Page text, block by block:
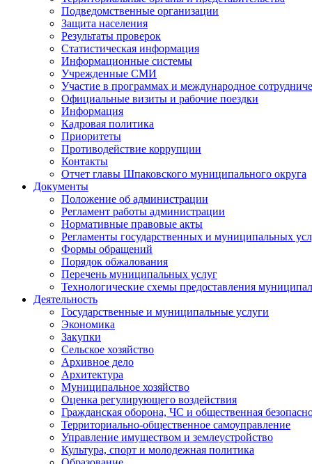
Подведомственные организации
Защита населения
Результаты проверок
Статистическая информация
Информационные системы
Учрежденные СМИ
Участие в программах и международное
Официальные визиты и рабочие поездки
Информация
Кадровая политика
Приоритеты
Противодействие коррупции
Контакты
Отчет главы Шпаковского муниципального округа
Документы
Положение об администрации
Регламент работы администрации
Нормативные правовые акты
Регламенты государственных и муниципальных
Формы обращений
Порядок обжалования
Перечень муниципальных услуг
Технологические схемы предоставления
Деятельность
Государственные и муниципальные услуги
Экономика
Закупки
Сельское хозяйство
Архивное дело
Архитектура
Муниципальное хозяйство
Оценка регулирующего воздействия
Гражданская оборона, ЧС и общественная
Территориально-общественное самоуправление
Управление имуществом и землеустройство
Культура, спорт и молодежная политика